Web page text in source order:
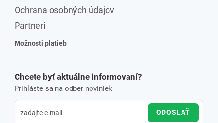
Ochrana osobných údajov
Partneri
Možnosti platieb
Chcete byť aktuálne informovaní?
Prihláste sa na odber noviniek
ODOSLAŤ